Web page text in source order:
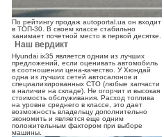
По рейтингу продаж autoportal.ua он входит
в ТОП-30. В своем классе стабильно
занимает почетной место в первой десятке.
Наш вердикт
Hyundai ix35 является одним из лучших
предложений, если оценивать автомобиль
в соотношении цена-качество. У Хюндай
одна из лучших сетей автосалонов и
специализированных СТО (любые запчасти
в наличие на складе). Не огорчит и высокая
стоимость обслуживания. Расход топлива
на уровне среднего в классе, это дает
возможность владельцу дополнительно
экономить и является еще одним
положительным фактором при выборе
машины.